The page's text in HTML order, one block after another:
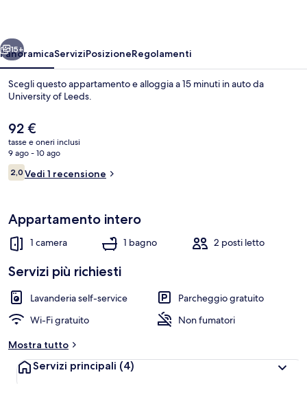
Opulence
Avanti
15+
PanoramicaServiziPosizioneRegolamenti
Scegli questo appartamento e alloggia a 15 minuti in auto da
University of Leeds.
Il
prezzo
attuale
è
92 €
92 €
tasse e oneri inclusi
9 ago - 10 ago
Recensioni
2,02,0 su 10
Vedi 1 recensione
Appartamento intero
1 camera 1 bagno 2 posti letto
Servizi più richiesti
Lavanderia self-service
Parcheggio gratuito
Wi-Fi gratuito
Non fumatori
Mostra tutto
Servizi principali (4)